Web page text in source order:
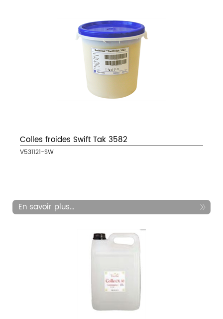
Colles froides Swift Tak 3582
V531121-SW
En savoir plus...